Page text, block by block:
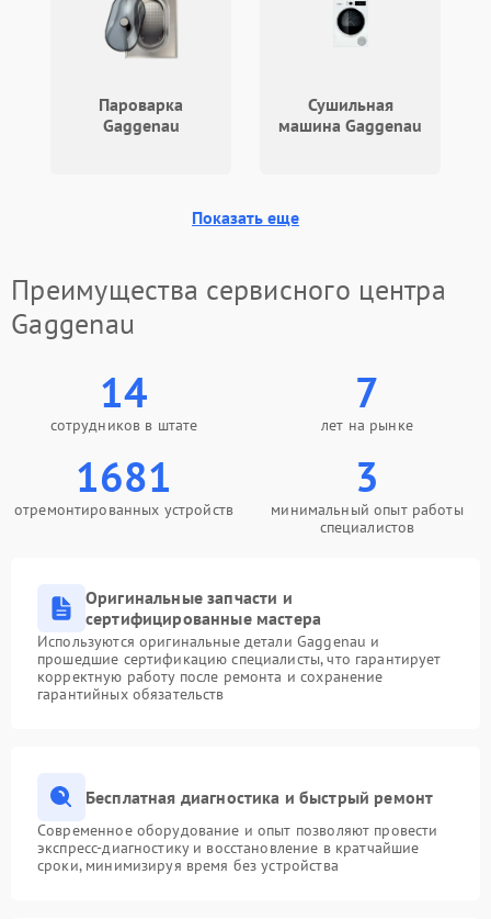
Пароварка
Gaggenau
Сушильная
машина Gaggenau
Показать еще
Преимущества сервисного центра
Gaggenau
14
сотрудников в штате
7
лет на рынке
1681
отремонтированных устройств
3
минимальный опыт работы
специалистов
Оригинальные запчасти и
сертифицированные мастера
Используются оригинальные детали Gaggenau и
прошедшие сертификацию специалисты, что гарантирует
корректную работу после ремонта и сохранение
гарантийных обязательств
Бесплатная диагностика и быстрый ремонт
Современное оборудование и опыт позволяют провести
экспресс-диагностику и восстановление в кратчайшие
сроки, минимизируя время без устройства